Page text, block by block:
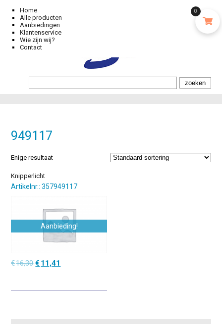
Home
Alle producten
Aanbiedingen
Klantenservice
Wie zijn wij?
Contact
949117
Enige resultaat
Knipperlicht
Artikelnr.: 357949117
Aanbieding!
€16,30Oorspronkelijke
€16,30.
€ 11,41
€11,41.
0